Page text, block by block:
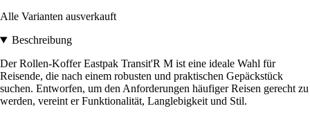
Alle Varianten ausverkauft
Beschreibung
Der Rollen-Koffer Eastpak Transit'R M ist eine ideale Wahl für
Reisende, die nach einem robusten und praktischen Gepäckstück
suchen. Entworfen, um den Anforderungen häufiger Reisen gerecht zu
werden, vereint er Funktionalität, Langlebigkeit und Stil.